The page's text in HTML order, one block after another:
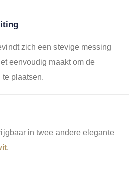
zich een stevige messing
eenvoudig maakt om de
te plaatsen.
in twee andere elegante
.